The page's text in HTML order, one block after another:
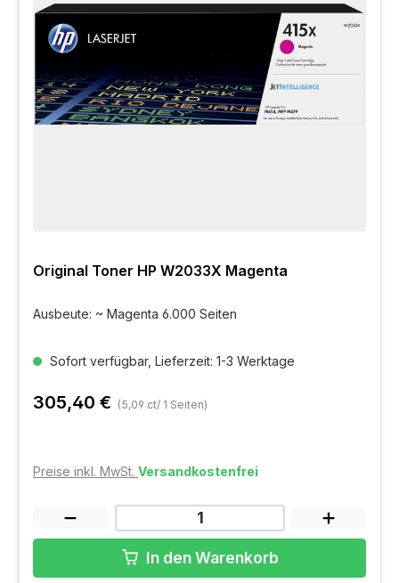
Original Toner HP W2033X Magenta
Ausbeute: ~ Magenta 6.000 Seiten
Sofort verfügbar, Lieferzeit: 1-3 Werktage
305,40 € (5,09 ct/ 1 Seiten)
Preise inkl. MwSt. Versandkostenfrei
In den Warenkorb